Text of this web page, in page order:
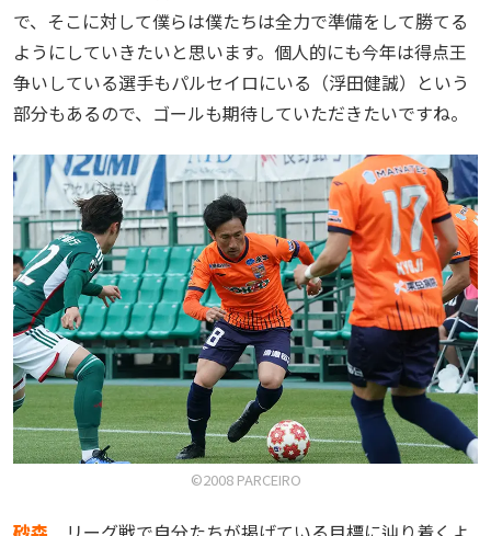
で、そこに対して僕らは僕たちは全力で準備をして勝てる
ようにしていきたいと思います。個人的にも今年は得点王
争いしている選手もパルセイロにいる（浮田健誠）という
部分もあるので、ゴールも期待していただきたいですね。
©2008 PARCEIRO